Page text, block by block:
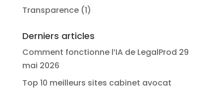
Transparence(1)
Derniers articles
Comment fonctionne l’IA de LegalProd 29
mai 2026
Top 10 meilleurs sites cabinet avocat